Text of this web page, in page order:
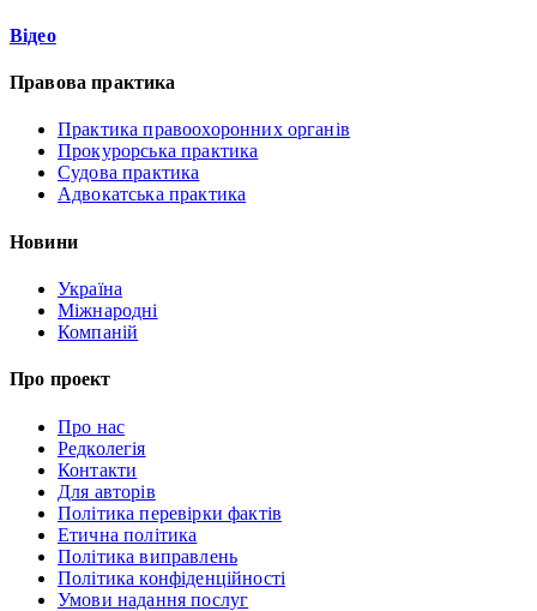
Відео
Правова практика
Практика правоохоронних органів
Прокурорська практика
Судова практика
Адвокатська практика
Новини
Україна
Міжнародні
Компаній
Про проект
Про нас
Редколегія
Контакти
Для авторів
Політика перевірки фактів
Етична політика
Політика виправлень
Політика конфіденційності
Умови надання послуг